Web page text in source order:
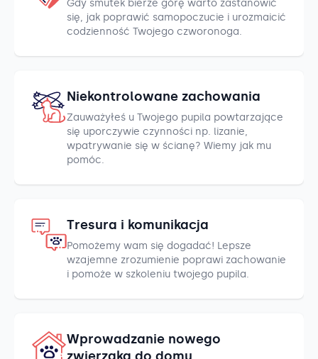
Gdy smutek bierze górę warto zastanowić
się, jak poprawić samopoczucie i urozmaicić
codzienność Twojego czworonoga.
Niekontrolowane zachowania
Zauważyłeś u Twojego pupila powtarzające
się uporczywie czynności np. lizanie,
wpatrywanie się w ścianę? Wiemy jak mu
pomóc.
Tresura i komunikacja
Pomożemy wam się dogadać! Lepsze
wzajemne zrozumienie poprawi zachowanie
i pomoże w szkoleniu twojego pupila.
Wprowadzanie nowego